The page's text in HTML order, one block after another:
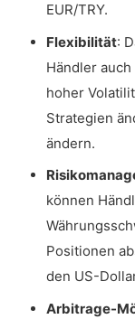
EUR/TRY.
Flexibilität:
Händler
hoher
Strategien
ändern.
können
Positionen
den US-
Arbitrage-